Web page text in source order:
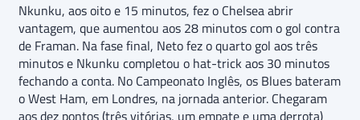
Nkunku, aos oito e 15 minutos, fez o Chelsea abrir
vantagem, que aumentou aos 28 minutos com o gol contra
de Framan. Na fase final, Neto fez o quarto gol aos três
minutos e Nkunku completou o hat-trick aos 30 minutos
fechando a conta. No Campeonato Inglês, os Blues bateram
o West Ham, em Londres, na jornada anterior. Chegaram
aos dez pontos (três vitórias, um empate e uma derrota)